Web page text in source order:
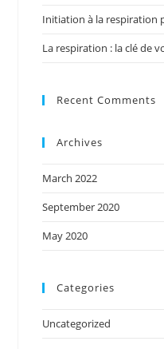
Initiation à la respiration
La respiration : la clé de
Recent Comments
Archives
March 2022
September 2020
May 2020
Categories
Uncategorized